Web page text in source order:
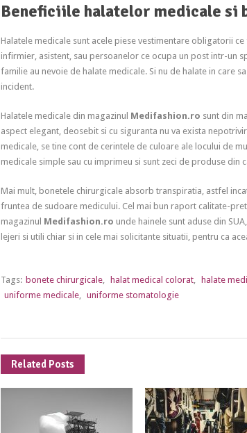
Beneficiile halatelor medicale
Halatele medicale sunt acele piese vestimentare obligatorii
infirmier, asistent, sau persoanelor ce ocupa un post intr-un
familie au nevoie de halate medicale. Si nu de halate in care
incident.
Halatele medicale din magazinul Medifashion.ro sunt din
aspect elegant, deosebit si cu siguranta nu va exista
medicale, se tine cont de cerintele de culoare ale locului de
medicale simple sau cu imprimeu si sunt zeci de produse din
Mai mult, bonetele chirurgicale absorb transpiratia, astfel
fruntea de sudoare medicului. Cel mai bun raport calitate-
magazinul Medifashion.ro unde hainele sunt aduse din
lejeri si utili chiar si in cele mai solicitante situatii, pentru ca
Tags: bonete chirurgicale, halat medical colorat, halate
uniforme medicale, uniforme stomatologie
Related Posts